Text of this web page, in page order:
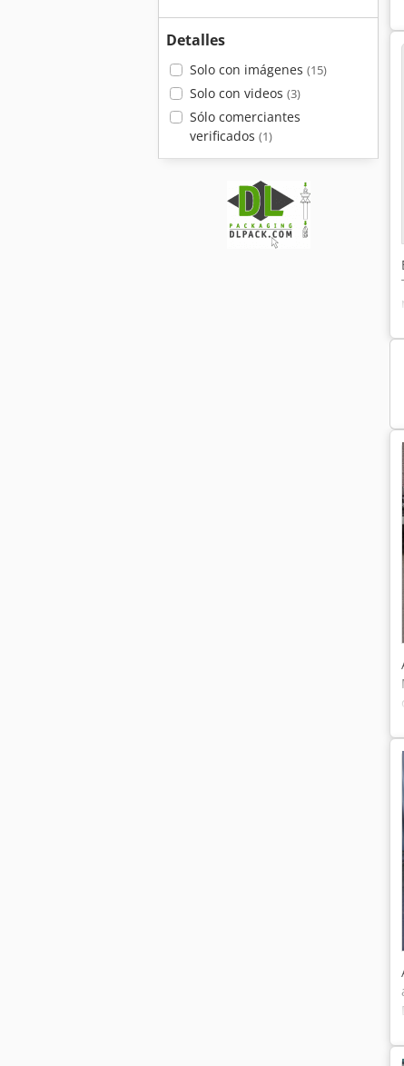
Detalles
Solo con imágenes (15)
Solo con videos (3)
Sólo comerciantes
verificados (1)